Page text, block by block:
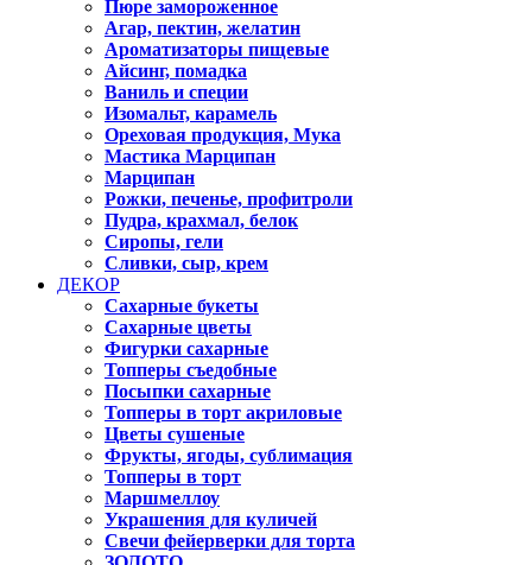
Пюре замороженное
Агар, пектин, желатин
Ароматизаторы пищевые
Айсинг, помадка
Ваниль и специи
Изомальт, карамель
Ореховая продукция, Мука
Мастика Марципан
Марципан
Рожки, печенье, профитроли
Пудра, крахмал, белок
Сиропы, гели
Сливки, сыр, крем
ДЕКОР
Сахарные букеты
Сахарные цветы
Фигурки сахарные
Топперы съедобные
Посыпки сахарные
Топперы в торт акриловые
Цветы сушеные
Фрукты, ягоды, сублимация
Топперы в торт
Маршмеллоу
Украшения для куличей
Свечи фейерверки для торта